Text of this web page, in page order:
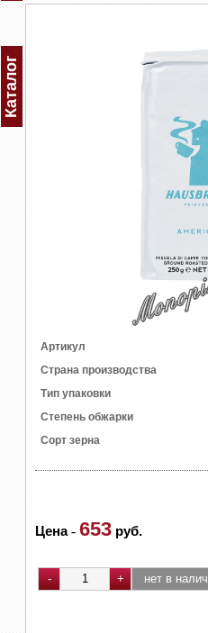
Каталог
Артикул
Страна производства
Тип упаковки
Степень обжарки
Сорт зерна
Цена- 653 руб.